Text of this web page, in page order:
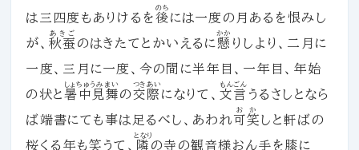
は三四度もありけるを後
のち
には一度の月あるを恨みし
が、 秋蚕
あきご
のはきたてとかいえるに 懸
かか
りしより、二月に
一度、三月に一度、今の間に半年目、一年目、年始
の状と暑中見舞
しょちゅうみまい
の交際
つきあい
になりて、 文言
もんごん
うるさしとなら
ば端書にても事は足るべし、あわれ可笑
おか
しと軒ばの
桜くる年も笑うて、
隣
となり
の寺の観音様おん手を膝に